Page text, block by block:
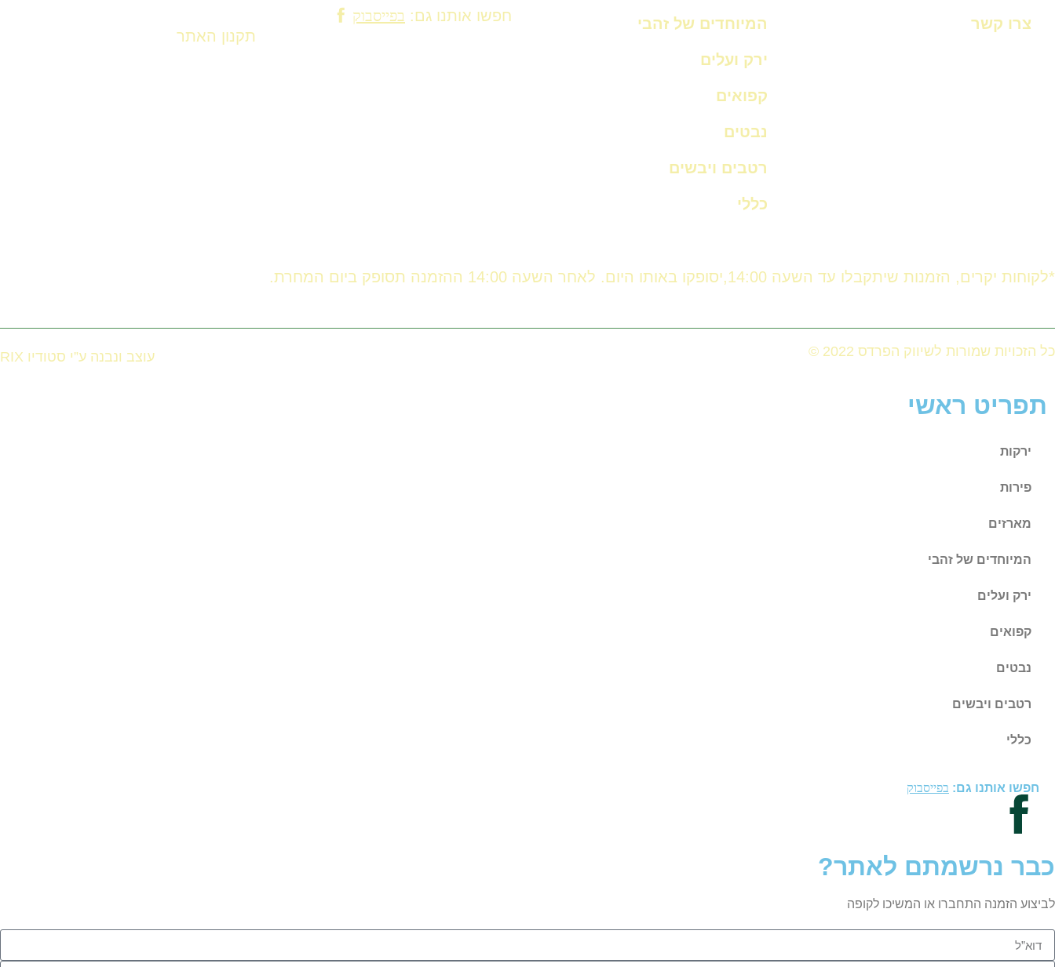
צרו קשר המיוחדים של זהבי
ירק ועלים
קפואים
נבטים
רטבים ויבשים
כללי
חפשו אותנו גם: בפייסבוק
תקנון האתר
*לקוחות יקרים, הזמנות שיתקבלו עד השעה 14:00,יסופקו באותו היום. לאחר השעה 14:00 ההזמנה תסופק ביום המחרת.
כל הזכויות שמורות לשיווק הפרדס 2022 © עוצב ונבנה ע”י סטודיו RIX
תפריט ראשי
ירקות
פירות
מארזים
המיוחדים של זהבי
ירק ועלים
קפואים
נבטים
רטבים ויבשים
כללי
חפשו אותנו גם: בפייסבוק
כבר נרשמתם לאתר?
לביצוע הזמנה התחברו או המשיכו לקופה